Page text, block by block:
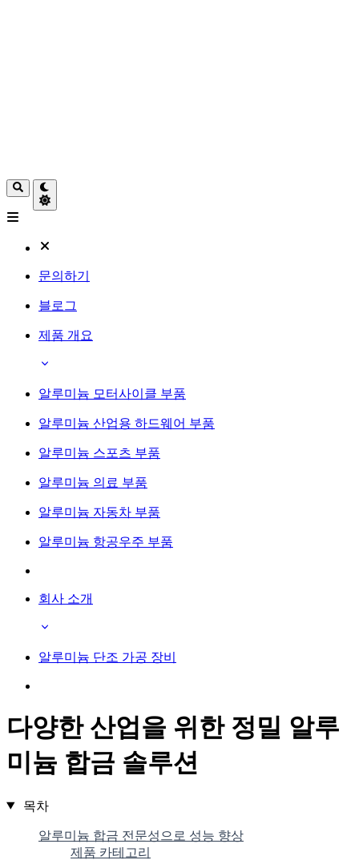
문의하기
블로그
제품 개요
알루미늄 모터사이클 부품
알루미늄 산업용 하드웨어 부품
알루미늄 스포츠 부품
알루미늄 의료 부품
알루미늄 자동차 부품
알루미늄 항공우주 부품
회사 소개
알루미늄 단조 가공 장비
다양한 산업을 위한 정밀 알루
미늄 합금 솔루션
목차
알루미늄 합금 전문성으로 성능 향상
제품 카테고리